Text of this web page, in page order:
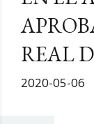
REAL
2020-05-06